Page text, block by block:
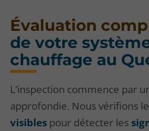
Évaluation
de votre
chauffage au
L’inspection commence par
approfondie. Nous vérifions
visibles pour détecter les